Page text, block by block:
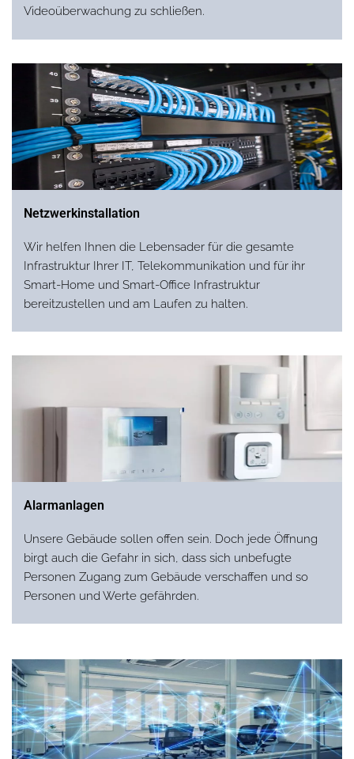
Videoüberwachung zu schließen.
Netzwerkinstallation
Wir helfen Ihnen die Lebensader für die gesamte
Infrastruktur Ihrer IT, Telekommunikation und für ihr
Smart-Home und Smart-Office Infrastruktur
bereitzustellen und am Laufen zu halten.
Alarmanlagen
Unsere Gebäude sollen offen sein. Doch jede Öffnung
birgt auch die Gefahr in sich, dass sich unbefugte
Personen Zugang zum Gebäude verschaffen und so
Personen und Werte gefährden.